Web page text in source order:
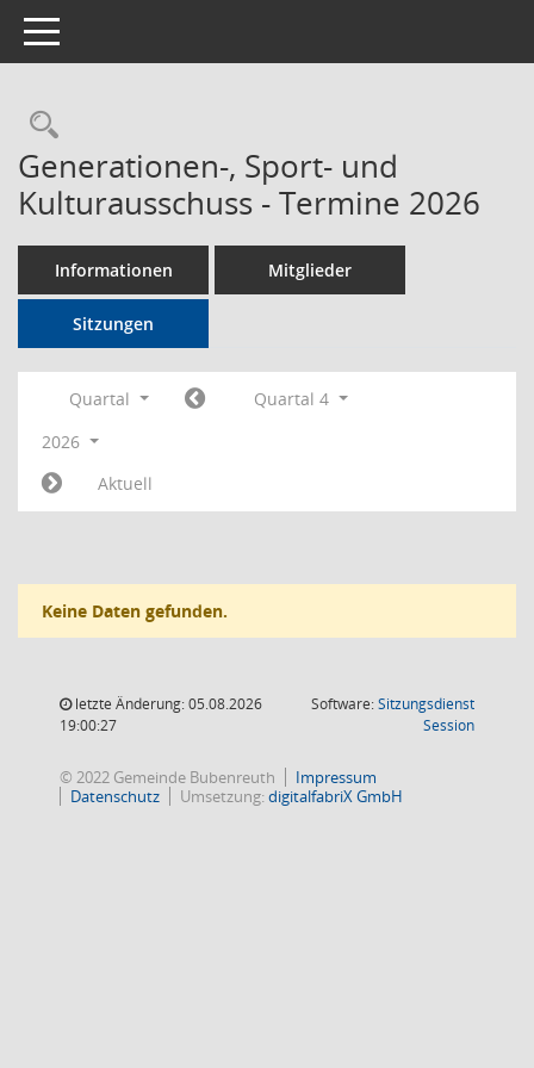
Toggle navigation
Rechercheauswahl
Generationen-, Sport- und
Kulturausschuss - Termine 2026
Informationen Mitglieder
Sitzungen
Quartal
Quartal 4
2026
Aktuell
Keine Daten gefunden.
letzte Änderung: 05.08.2026
19:00:27
Software:Sitzungsdienst
Session(Wird in
© 2022 Gemeinde Bubenreuth
Impressum
Datenschutz
Umsetzung:digitalfabriX GmbH